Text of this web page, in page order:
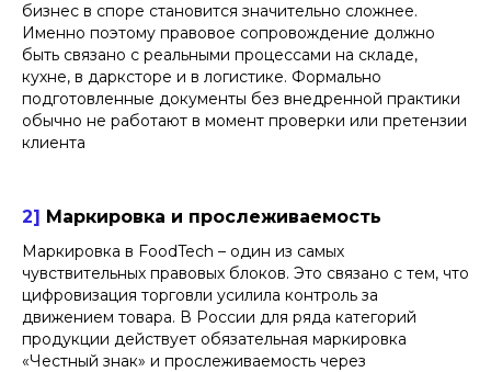
бизнес в споре становится значительно сложнее.
Именно поэтому правовое сопровождение должно
быть связано с реальными процессами на складе,
кухне, в дарксторе и в логистике. Формально
подготовленные документы без внедренной практики
обычно не работают в момент проверки или претензии
клиента
2] Маркировка и прослеживаемость
Маркировка в FoodTech – один из самых
чувствительных правовых блоков. Это связано с тем, что
цифровизация торговли усилила контроль за
движением товара. В России для ряда категорий
продукции действует обязательная маркировка
«Честный знак» и прослеживаемость через